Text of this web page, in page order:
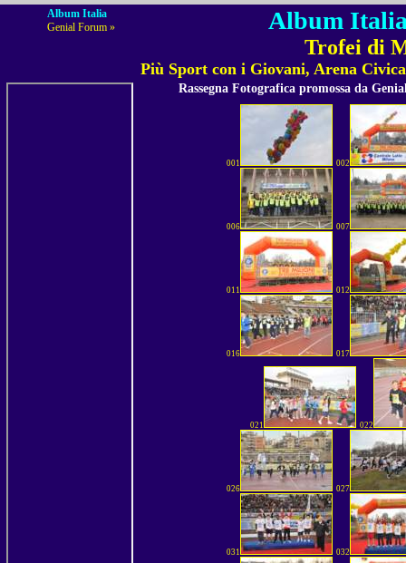
Album Italia
Genial Forum »
Album
Trofei di
Più Sport con i Giovani, Arena
Rassegna Fotografica promossa da
001 002
006 007
011 012
016 017
021 022
026 027
031 032